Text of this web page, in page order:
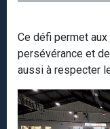
Ce défi permet
persévérance et
aussi à respecter